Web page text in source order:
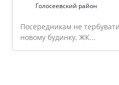
Голосеевский район
Посередникам не
новому будинку, ЖК...